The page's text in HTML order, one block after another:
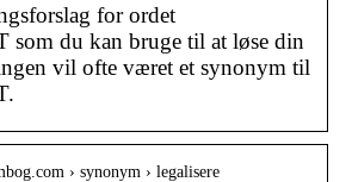
for ordet
du kan bruge til at løse din
vil ofte været et synonym til
› synonym › legalisere